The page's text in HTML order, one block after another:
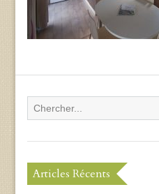
Articles Récents